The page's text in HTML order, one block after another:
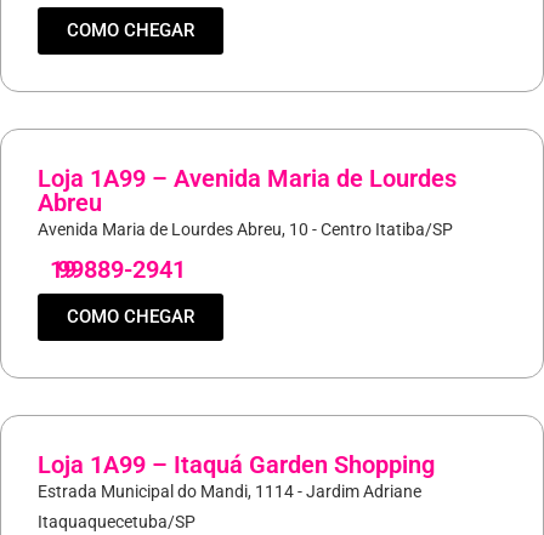
COMO CHEGAR
Loja 1A99 – Avenida Maria de Lourdes
Abreu
Avenida Maria de Lourdes Abreu, 10 - Centro Itatiba/SP
19
99889-2941
COMO CHEGAR
Loja 1A99 – Itaquá Garden Shopping
Estrada Municipal do Mandi, 1114 - Jardim Adriane
Itaquaquecetuba/SP